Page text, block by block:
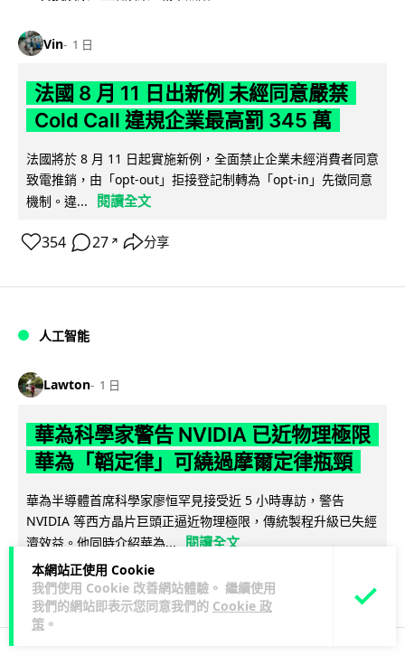
本網站正使用 Cookie
我們使用 Cookie 改善網站體驗。 繼續使用
我們的網站即表示您同意我們的 Cookie 政
策 。
Vin 1 日
法國 8 月 11 日出新例 未經同意嚴禁
Cold Call 違規企業最高罰 345 萬
法國將於 8 月 11 日起實施新例，全面禁止企業未經消費者同意
致電推銷，由「opt-out」拒接登記制轉為「opt-in」先徵同意
機制。違...
閱讀全文
354 27 ↗ 分享
人工智能
Lawton 1 日
華為科學家警告 NVIDIA 已近物理極限
華為「韜定律」可繞過摩爾定律瓶頸
華為半導體首席科學家廖恒罕見接受近 5 小時專訪，警告
NVIDIA 等西方晶片巨頭正逼近物理極限，傳統製程升級已失經
濟效益。他同時介紹華為...
閱讀全文
1,587 601 ↗ 分享